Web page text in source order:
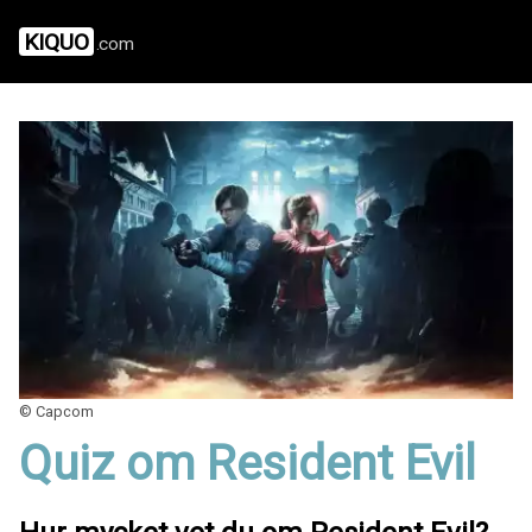
KIQUO .com
© Capcom
Quiz om Resident Evil